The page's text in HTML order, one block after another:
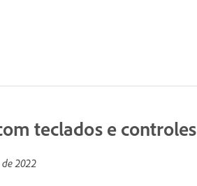
teclados e controles
2022